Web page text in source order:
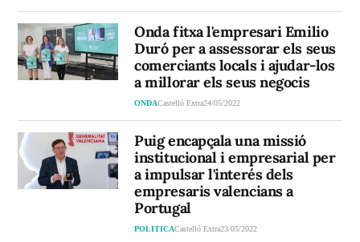
Onda fitxa l'empresari Emilio
Duró per a assessorar els seus
comerciants locals i ajudar-los
a millorar els seus negocis
ONDACastelló Extra24/05/2022
Puig encapçala una missió
institucional i empresarial per
a impulsar l'interés dels
empresaris valencians a
Portugal
POLITICACastelló Extra23/05/2022